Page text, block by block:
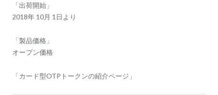
「出荷開始」
2018年 10月 1日より
「製品価格」
オープン価格
「カード型OTPトークンの紹介ページ」